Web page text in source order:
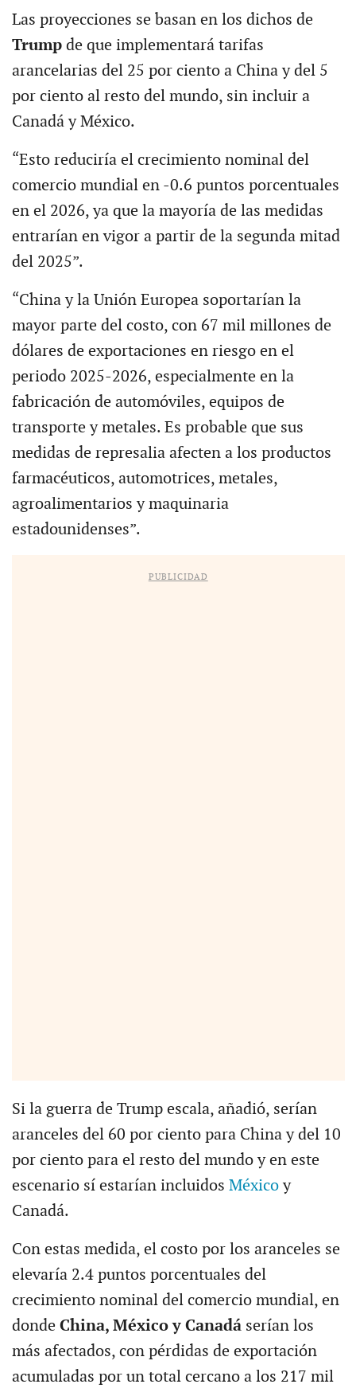
Las proyecciones se basan en los dichos de
Trumpde que implementará tarifas
arancelarias del 25 por ciento a China y del 5
por ciento al resto del mundo, sin incluir a
Canadá y México.
“Esto reduciría el crecimiento nominal del
comercio mundial en -0.6 puntos porcentuales
en el 2026, ya que la mayoría de las medidas
entrarían en vigor a partir de la segunda mitad
del 2025”.
“China y la Unión Europea soportarían la
mayor parte del costo, con 67 mil millones de
dólares de exportaciones en riesgo en el
periodo 2025-2026, especialmente en la
fabricación de automóviles, equipos de
transporte y metales. Es probable que sus
medidas de represalia afecten a los productos
farmacéuticos, automotrices, metales,
agroalimentarios y maquinaria
estadounidenses”.
PUBLICIDAD
Si la guerra de Trump escala, añadió, serían
aranceles del 60 por ciento para China y del 10
por ciento para el resto del mundo y en este
escenario sí estarían incluidos Méxicoy
Canadá.
Con estas medida, el costo por los aranceles se
elevaría 2.4 puntos porcentuales del
crecimiento nominal del comercio mundial, en
donde China, México y Canadá serían los
más afectados, con pérdidas de exportación
acumuladas por un total cercano a los 217 mil